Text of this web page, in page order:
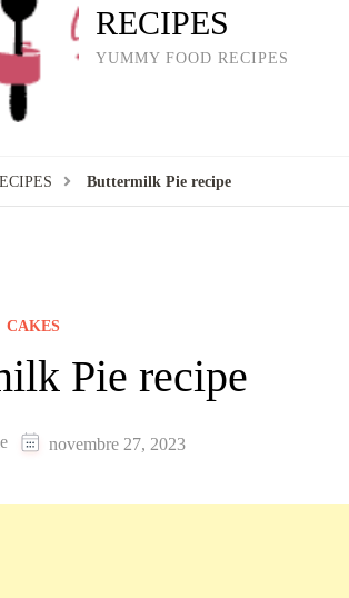
RECIPES
YUMMY FOOD RECIPES
Buttermilk Pie recipe
CAKES
Pie recipe
novembre 27, 2023